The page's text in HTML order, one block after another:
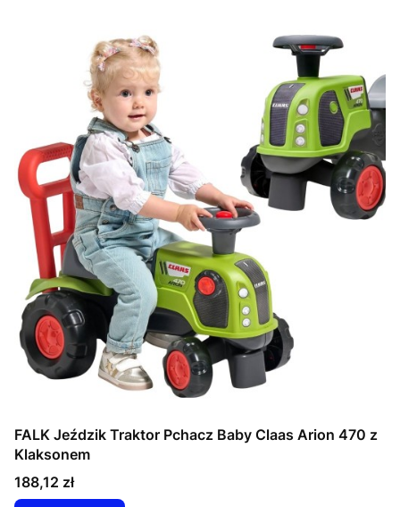
FALK Jeździk Traktor Pchacz Baby Claas Arion 470 z
Klaksonem
Cena
188,12 zł